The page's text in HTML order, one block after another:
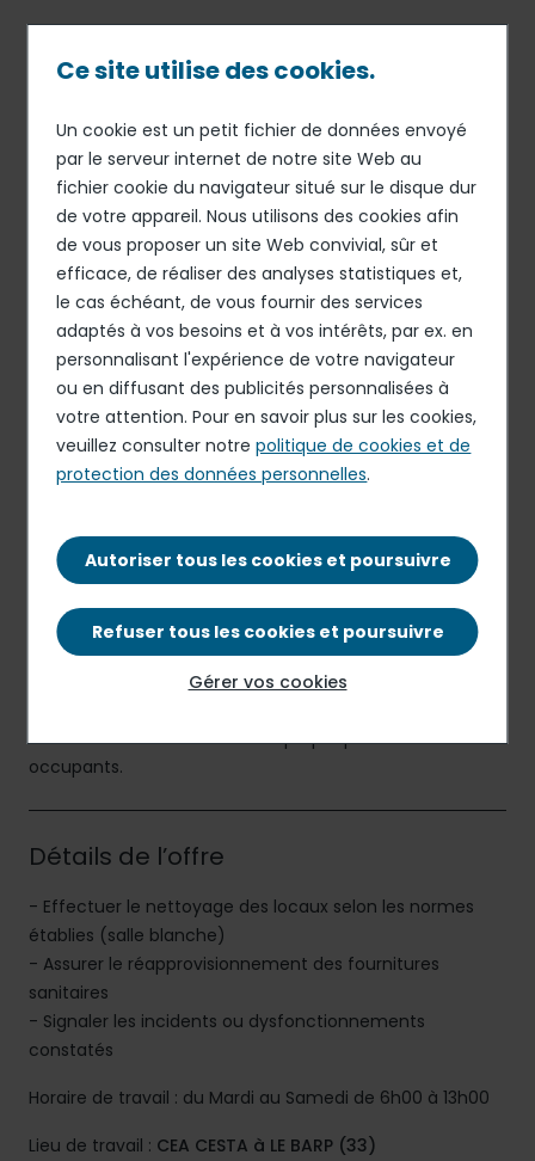
principal
Fil
d'Ariane
Publié le 28 jan. 2026
DERICHEBOURG Facility
Agent de service Salle
Blanche H/F - CEA CESTA
Postuler à cette offre
CDI
22859 €/AN
Mission générale
L'Agent de Service est responsable de maintenir la
environnement accueillant et propre pour les
occupants.
Détails de l’offre
- Effectuer le nettoyage des locaux selon les normes
établies (salle blanche)
- Assurer le réapprovisionnement des fournitures
sanitaires
- Signaler les incidents ou dysfonctionnements
constatés
Horaire de travail : du Mardi au Samedi de 6h00 à 13h00
Lieu de travail : CEA CESTA à LE BARP (33)
Ce site utilise des cookies.
Un cookie est un petit fichier de données envoyé
par le serveur internet de notre site Web au
fichier cookie du navigateur situé sur le disque dur
de votre appareil. Nous utilisons des cookies afin
de vous proposer un site Web convivial, sûr et
efficace, de réaliser des analyses statistiques et,
le cas échéant, de vous fournir des services
adaptés à vos besoins et à vos intérêts, par ex. en
personnalisant l'expérience de votre navigateur
ou en diffusant des publicités personnalisées à
votre attention. Pour en savoir plus sur les cookies,
veuillez consulter notrepolitique de cookies et de
protection des données personnelles.
Autoriser tous les cookies et poursuivre
Refuser tous les cookies et poursuivre
Gérer vos cookies